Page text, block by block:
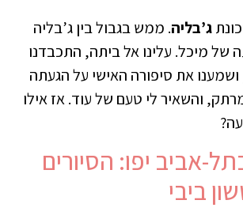
ג’בליה. ממש בגבול בין ג’בליה
של מיכל. עלינו אל ביתה, התכבדנו
ושמענו את סיפורה האישי על הגעתה
והשאיר לי טעם של עוד. אז אילו
אביב יפו: הסיורים
ביבי